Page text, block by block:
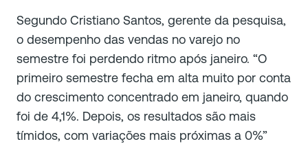
Segundo Cristiano Santos, gerente da pesquisa,
o desempenho das vendas no varejo no
semestre foi perdendo ritmo após janeiro. “O
primeiro semestre fecha em alta muito por conta
do crescimento concentrado em janeiro, quando
foi de 4,1%. Depois, os resultados são mais
tímidos, com variações mais próximas a 0%”